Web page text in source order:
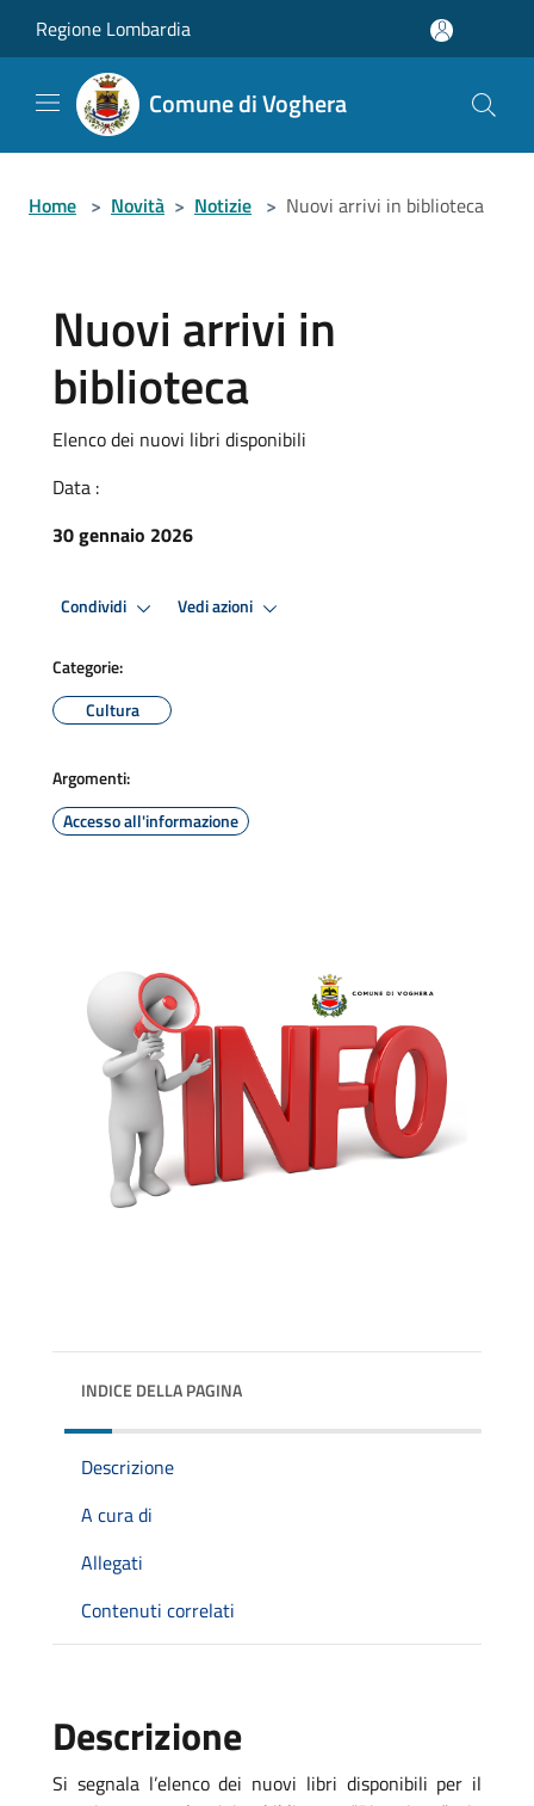
Regione Lombardia
Comune di Voghera
Home > Novità > Notizie > Nuovi arrivi in biblioteca
Nuovi arrivi in
biblioteca
Elenco dei nuovi libri disponibili
Data :
30 gennaio 2026
Condividi Vedi azioni
Categorie:
Cultura
Argomenti:
Accesso all'informazione
INDICE DELLA PAGINA
Descrizione
A cura di
Allegati
Contenuti correlati
Descrizione
Si segnala l’elenco dei nuovi libri disponibili per il